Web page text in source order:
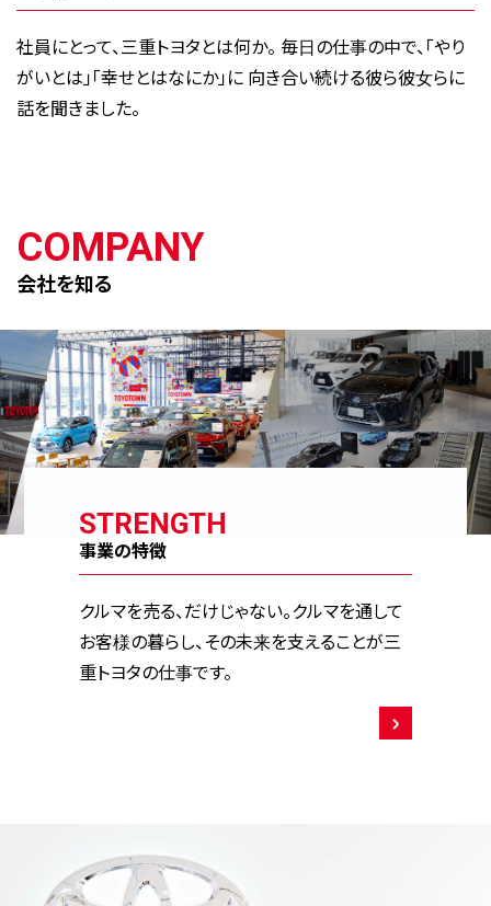
社員にとって、三重トヨタとは何か。 毎日の仕事の中で、「やり
がいとは」「幸せとはなにか」に 向き合い続ける彼ら彼女らに
話を聞きました。
COMPANY
会社を知る
STRENGTH
事業の特徴
クルマを売る、だけじゃない。クルマを通して
お客様の暮らし、その未来を支えることが三
重トヨタの仕事です。